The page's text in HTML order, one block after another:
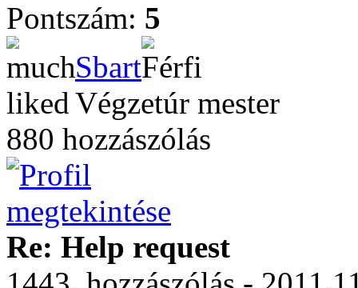
Pontszám: 5
Sbart
Végzetúr mester
880 hozzászólás
Re: Help request